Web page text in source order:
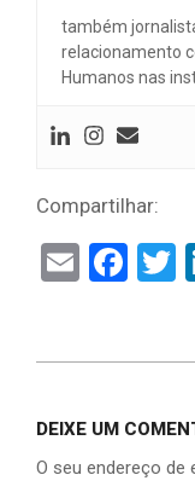
também
relacionamento
Humanos nas
Compartilhar:
Email
DEIXE UM
O seu endereço de